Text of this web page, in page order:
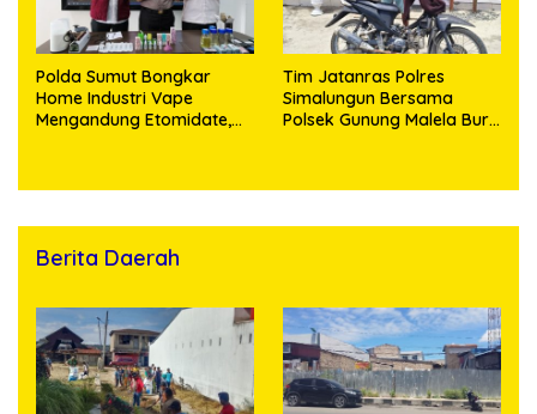
Polda Sumut Bongkar
Home Industri Vape
Mengandung Etomidate,
Tim Jatanras Polres
Simalungun Bersama
Polsek Gunung Malela Buru
Berita Daerah